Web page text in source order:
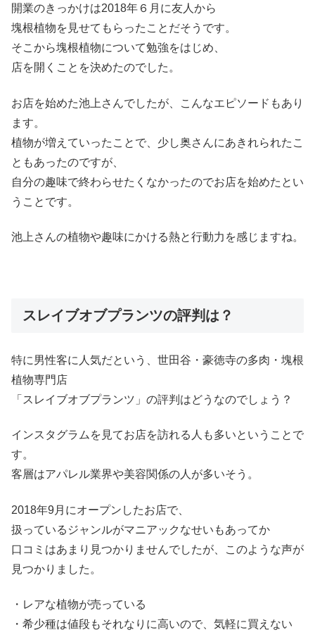
開業のきっかけは2018年６月に友人から
塊根植物を見せてもらったことだそうです。
そこから塊根植物について勉強をはじめ、
店を開くことを決めたのでした。
お店を始めた池上さんでしたが、こんなエピソードもあり
ます。
植物が増えていったことで、少し奥さんにあきれられたこ
ともあったのですが、
自分の趣味で終わらせたくなかったのでお店を始めたとい
うことです。
池上さんの植物や趣味にかける熱と行動力を感じますね。
スレイブオブプランツの評判は？
特に男性客に人気だという、世田谷・ 豪徳寺の多肉・塊根
植物専門店
「スレイブオブプランツ」の評判はどうなのでしょう？
インスタグラムを見てお店を訪れる人も多いということで
す。
客層はアパレル業界や美容関係の人が多いそう。
2018年9月にオープンしたお店で、
扱っているジャンルがマニアックなせいもあってか
口コミはあまり見つかりませんでしたが、このような声が
見つかりました。
・レアな植物が売っている
・希少種は値段もそれなりに高いので、気軽に買えない